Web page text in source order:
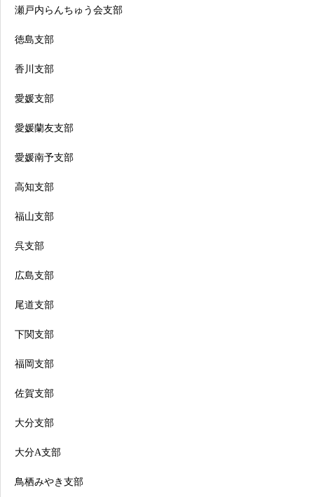
瀬戸内らんちゅう会支部
徳島支部
香川支部
愛媛支部
愛媛蘭友支部
愛媛南予支部
高知支部
福山支部
呉支部
広島支部
尾道支部
下関支部
福岡支部
佐賀支部
大分支部
大分A支部
鳥栖みやき支部